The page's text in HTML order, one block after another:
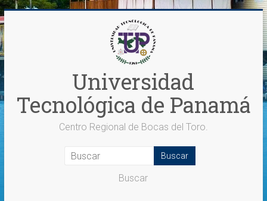
Saltar
al
contenido
Universidad
Tecnológica de Panamá
Centro Regional de Bocas del Toro.
Buscar